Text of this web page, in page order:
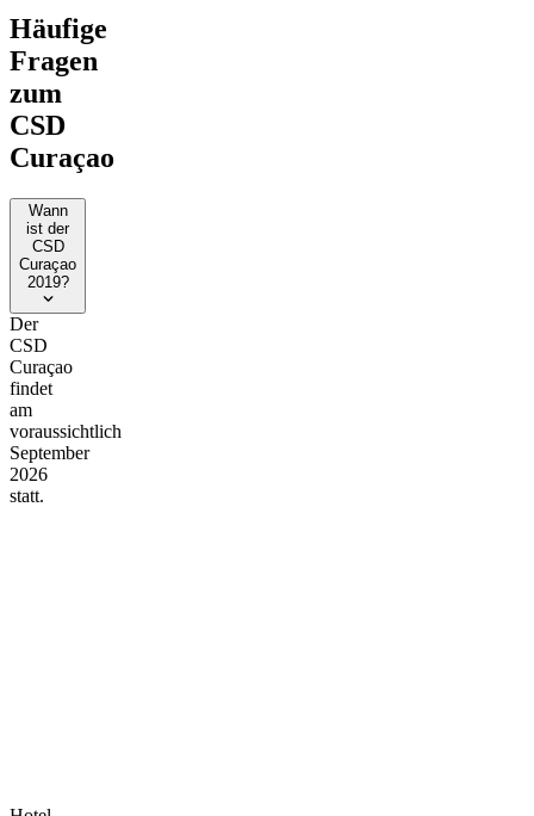
Häufige
Fragen
zum
CSD
Curaçao
Wann
ist der
CSD
Curaçao
2019?
Der
CSD
Curaçao
findet
am
voraussichtlich
September
2026
statt.